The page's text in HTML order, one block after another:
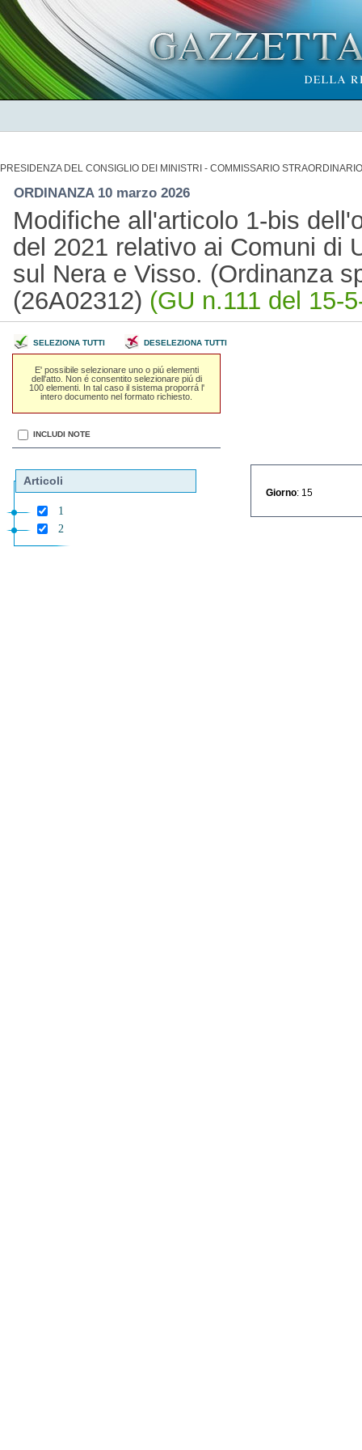
PRESIDENZA DEL CONSIGLIO DEI MINISTRI - COMMISSARIO
ORDINANZA 10 marzo 2026
Modifiche all'articolo 1-bis
del 2021 relativo ai Comuni di
sul Nera e Visso. (Ordinanza
(26A02312) (GU n.111 del 15-
SELEZIONA TUTTI DESELEZIONA TUTTI
E' possibile selezionare uno o piú elementi
dell'atto. Non é consentito selezionare piú di
100 elementi. In tal caso il sistema proporrá l'
intero documento nel formato richiesto.
INCLUDI NOTE
Articoli
1
2
Giorno : 15